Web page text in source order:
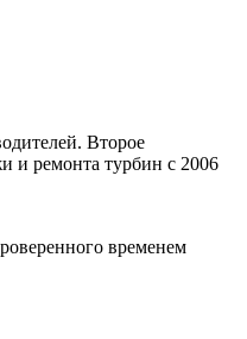
Второе
и ремонта турбин с 2006
временем